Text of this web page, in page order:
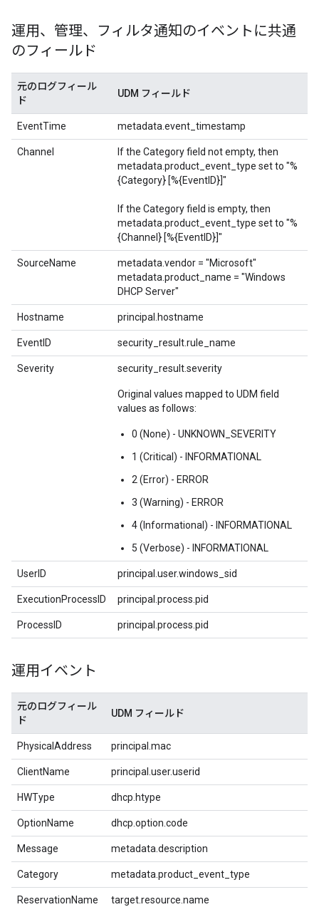
運用、管理、フィルタ通知のイベントに共通
のフィールド
元のログフィール
ド
UDM フィールド
EventTime metadata.event_timestamp
Channel
If the Category field not empty, then
metadata.product_event_type set to "%
{Category} [%{EventID}]"
If the Category field is empty, then
metadata.product_event_type set to "%
{Channel} [%{EventID}]"
SourceName
metadata.vendor = "Microsoft"
metadata.product_name = "Windows
DHCP Server"
Hostname principal.hostname
EventID security_result.rule_name
Severity security_result.severity
Original values mapped to UDM field
values as follows:
0 (None) - UNKNOWN_SEVERITY
1 (Critical) - INFORMATIONAL
2 (Error) - ERROR
3 (Warning) - ERROR
4 (Informational) - INFORMATIONAL
5 (Verbose) - INFORMATIONAL
UserID principal.user.windows_sid
ExecutionProcessID principal.process.pid
ProcessID principal.process.pid
運用イベント
元のログフィール
ド
UDM フィールド
PhysicalAddress principal.mac
ClientName principal.user.userid
HWType dhcp.htype
OptionName dhcp.option.code
Message metadata.description
Category metadata.product_event_type
ReservationName
target.resource.name